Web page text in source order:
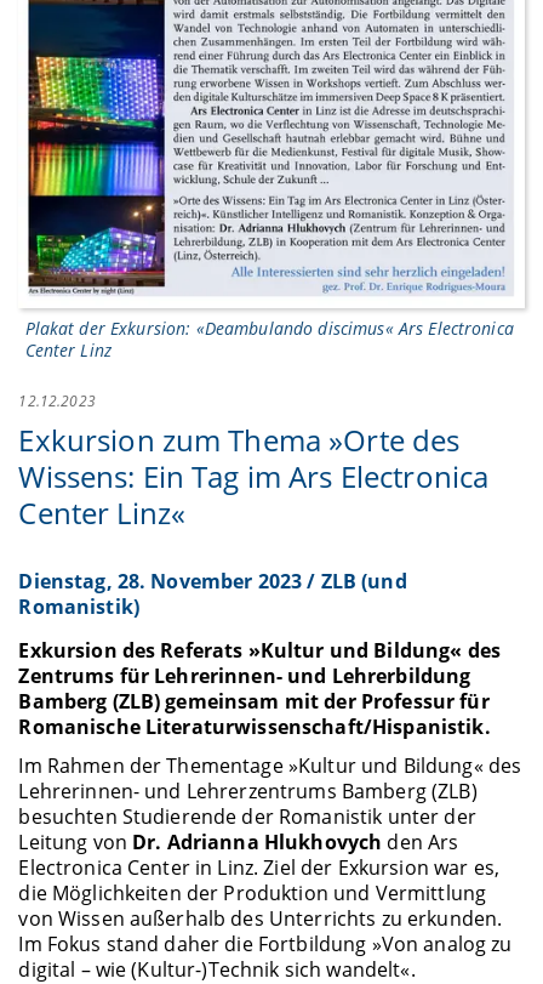
Plakat der Exkursion: «Deambulando discimus« Ars Electronica
Center Linz
12.12.2023
Exkursion zum Thema »Orte des
Wissens: Ein Tag im Ars Electronica
Center Linz«
Dienstag, 28. November 2023 / ZLB (und
Romanistik)
Exkursion des Referats »Kultur und Bildung« des
Zentrums für Lehrerinnen- und Lehrerbildung
Bamberg (ZLB) gemeinsam mit der Professur für
Romanische Literaturwissenschaft/Hispanistik.
Im Rahmen der Thementage »Kultur und Bildung« des
Lehrerinnen- und Lehrerzentrums Bamberg (ZLB)
besuchten Studierende der Romanistik unter der
Leitung von Dr. Adrianna Hlukhovych den Ars
Electronica Center in Linz. Ziel der Exkursion war es,
die Möglichkeiten der Produktion und Vermittlung
von Wissen außerhalb des Unterrichts zu erkunden.
Im Fokus stand daher die Fortbildung »Von analog zu
digital – wie (Kultur-)Technik sich wandelt«.